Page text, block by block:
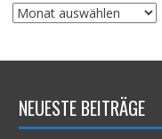
Suche
NEUESTE BEITRÄGE